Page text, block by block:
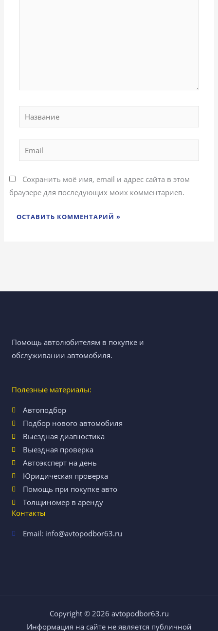
Название
Сохранить моё имя, email и адрес сайта в этом
браузере для последующих моих комментариев.
Помощь автолюбителям в покупке и
обслуживании автомобиля.
Полезные материалы:
Автоподбор
Подбор нового автомобиля
Выездная диагностика
Выездная проверка
Автоэксперт на день
Юридическая проверка
Помощь при покупке авто
Толщиномер в аренду
Контакты
Email: info@avtopodbor63.ru
Copyright © 2026 avtopodbor63.ru
Информация на сайте не является публичной